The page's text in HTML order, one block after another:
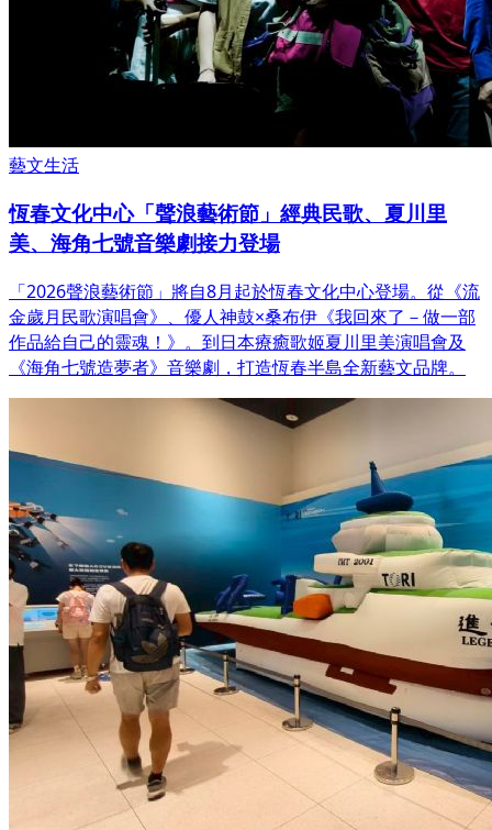
藝文生活
恆春文化中心「聲浪藝術節」經典民歌、夏川里
美、海角七號音樂劇接力登場
「2026聲浪藝術節」將自8月起於恆春文化中心登場。從《流
金歲月民歌演唱會》、優人神鼓×桑布伊《我回來了－做一部
作品給自己的靈魂！》。到日本療癒歌姬夏川里美演唱會及
《海角七號造夢者》音樂劇，打造恆春半島全新藝文品牌。